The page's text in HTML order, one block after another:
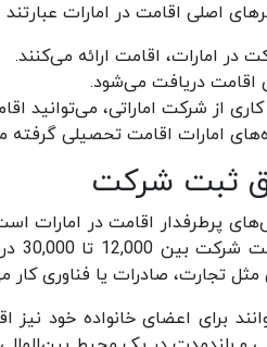
اصلی اقامت در امارات عبارتند
در امارات، اقامت ارائه می‌کنند.
اقامت دریافت می‌شود.
از شرکت اماراتی، می‌توانید
امارات اقامت تحصیلی
ثبت شرکت
پرطرفدار اقامت در امارات
تجارت، صادرات یا فناوری کار
برای اعضای خانواده خود